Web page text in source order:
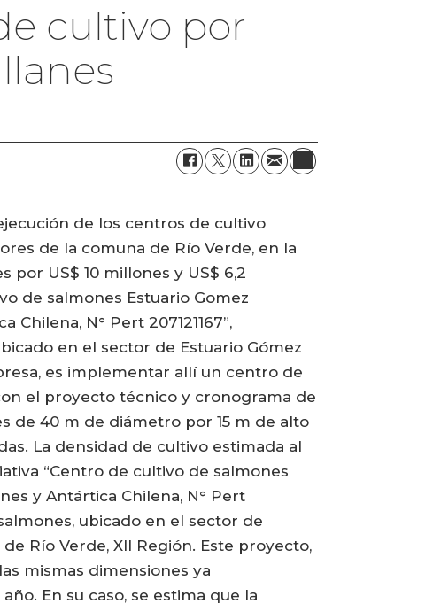
cultivo por
de los centros de cultivo
de la comuna de Río Verde, en la
por US$ 10 millones y US$ 6,2
de salmones Estuario Gomez
N° Pert 207121167”,
en el sector de Estuario Gómez
es implementar allí un centro de
el proyecto técnico y cronograma de
de 40 m de diámetro por 15 m de alto
La densidad de cultivo estimada al
“Centro de cultivo de salmones
y Antártica Chilena, N° Pert
ubicado en el sector de
Río Verde, XII Región. Este proyecto,
mismas dimensiones ya
En su caso, se estima que la